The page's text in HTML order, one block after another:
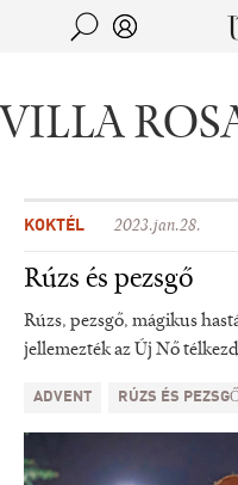
VILLA
KOKTÉL 2023.jan.28.
Rúzs és pezsgő
Rúzs, pezsgő, mágikus
jellemezték az Új Nő
ADVENT RÚZS ÉS